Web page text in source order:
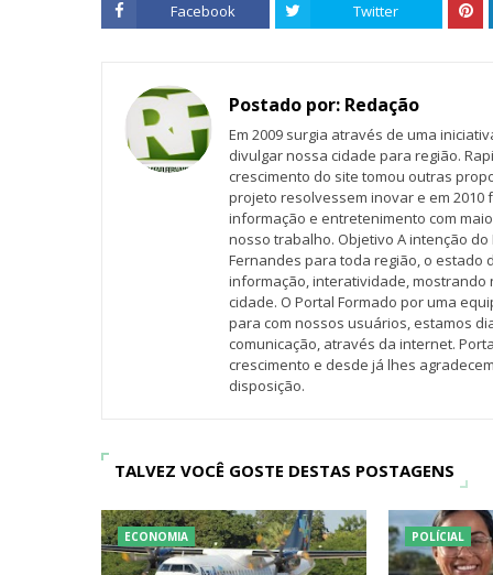
Facebook Twitter
Postado por: Redação
Em 2009 surgia através de uma
divulgar nossa cidade para região.
crescimento do site tomou outras
projeto resolvessem inovar e em
informação e entretenimento com
nosso trabalho. Objetivo A intenção
Fernandes para toda região, o estado
informação, interatividade,
cidade. O Portal Formado por uma
para com nossos usuários, estamos
comunicação, através da internet.
crescimento e desde já lhes
disposição.
TALVEZ VOCÊ GOSTE DESTAS POSTAGENS
ECONOMIA POLÍCIAL